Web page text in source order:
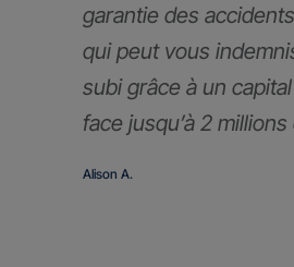
garantie des
qui peut vous
subi grâce à un
face jusqu’à 2 millions
Alison A.